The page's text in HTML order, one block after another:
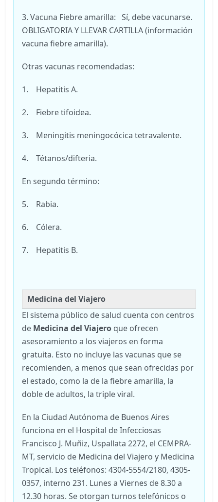
3. Vacuna Fiebre amarilla: Sí, debe vacunarse.
OBLIGATORIA Y LLEVAR CARTILLA (información
vacuna fiebre amarilla).
Otras vacunas recomendadas:
1. Hepatitis A.
2. Fiebre tifoidea.
3. Meningitis meningocócica tetravalente.
4. Tétanos/difteria.
En segundo término:
5. Rabia.
6. Cólera.
7. Hepatitis B.
Medicina del Viajero
El sistema público de salud cuenta con centros
de Medicina del Viajero que ofrecen
asesoramiento a los viajeros en forma
gratuita. Esto no incluye las vacunas que se
recomienden, a menos que sean ofrecidas por
el estado, como la de la fiebre amarilla, la
doble de adultos, la triple viral.
En la Ciudad Autónoma de Buenos Aires
funciona en el Hospital de Infecciosas
Francisco J. Muñiz, Uspallata 2272, el CEMPRA-
MT, servicio de Medicina del Viajero y Medicina
Tropical. Los teléfonos: 4304-5554/2180, 4305-
0357, interno 231. Lunes a Viernes de 8.30 a
12.30 horas. Se otorgan turnos telefónicos o